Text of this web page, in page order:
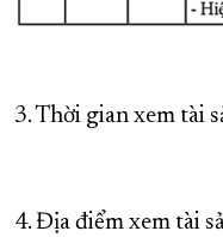
3. Thời gian xem tài
4. Địa điểm xem tài